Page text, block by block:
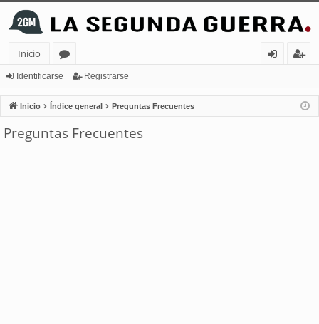
Inicio
or
os
nt
ifi
ist
ra
Identificarse Registrarse
Inicio Índice general Preguntas Frecuentes
Preguntas Frecuentes